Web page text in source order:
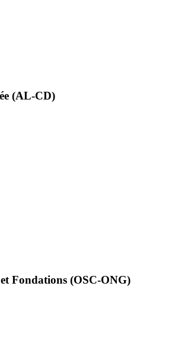
(AL-CD)
Fondations (OSC-ONG)